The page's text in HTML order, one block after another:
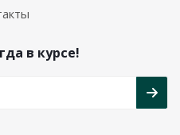
в курсе!